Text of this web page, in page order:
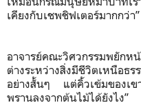
เคียงกับเชพชิฟเตอร์มากกว่า”
อาจารย์คณะวิศวกรรมพยัก
ต่างระหว่างสิ่งมีชีวิตเหนือธ
อย่างสั้นๆ แต่คิ้วเข้มของเ
พรานลงจากต้นไม้ได้ยังไง”